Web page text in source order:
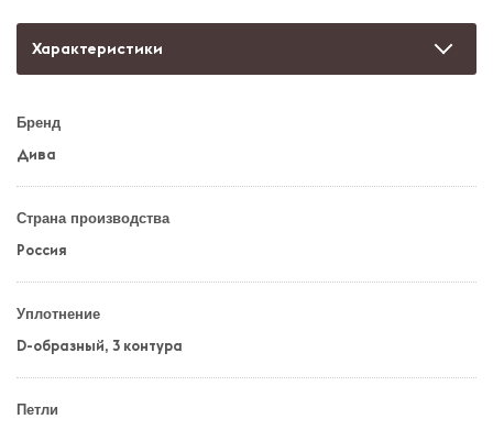
Характеристики
Бренд
Дива
Страна производства
Россия
Уплотнение
D-образный, 3 контура
Петли